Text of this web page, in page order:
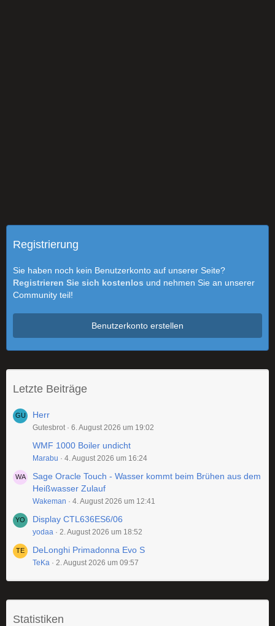
Registrierung
Sie haben noch kein Benutzerkonto auf unserer Seite?
Registrieren Sie sich kostenlos und nehmen Sie an unserer
Community teil!
Benutzerkonto erstellen
Letzte Beiträge
Herr
Gutesbrot 6. August 2026 um 19:02
WMF 1000 Boiler undicht
Marabu 4. August 2026 um 16:24
Sage Oracle Touch - Wasser kommt beim Brühen aus dem
Heißwasser Zulauf
Wakeman 4. August 2026 um 12:41
Display CTL636ES6/06
yodaa 2. August 2026 um 18:52
DeLonghi Primadonna Evo S
TeKa 2. August 2026 um 09:57
Statistiken